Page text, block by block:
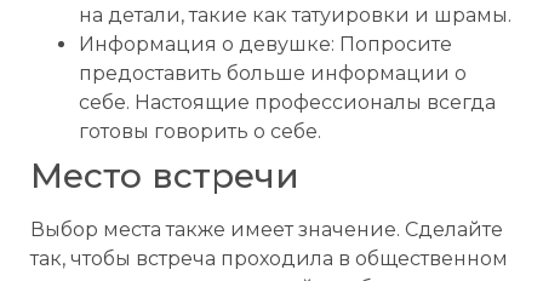
на детали, такие как татуировки и шрамы.
Информация о девушке: Попросите
предоставить больше информации о
себе. Настоящие профессионалы всегда
готовы говорить о себе.
Место встречи
Выбор места также имеет значение. Сделайте
так, чтобы встреча проходила в общественном